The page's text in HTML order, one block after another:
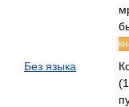
Без языка